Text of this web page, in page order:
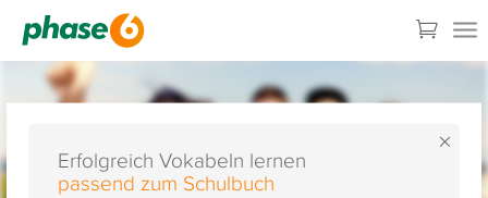
×
Erfolgreich Vokabeln lernen
passend zum Schulbuch